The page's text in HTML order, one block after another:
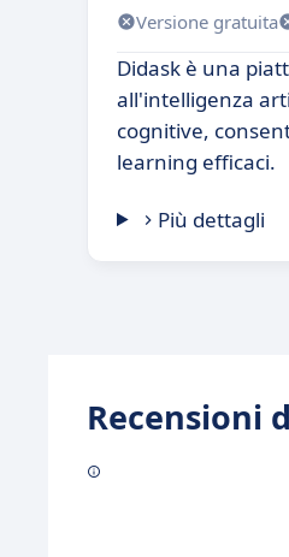
Versione gratuita
Didask è una
all'intelligenza
cognitive,
learning efficaci.
Più dettagli
Recensioni